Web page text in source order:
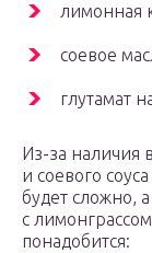
лимонная
соевое
глутамат
Из-за наличия
и соевого
будет сложно,
с
понадобится: